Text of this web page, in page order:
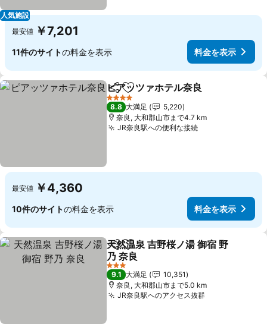
人気施設
最安値 ￥7,201
11件のサイトの料金を表示 料金を表示
シェアお気に入りに追加
ピアッツァホテル奈良
4 ホテルのランク
8.8 大満足
5,220
奈良, 大和郡山市まで4.7 km
JR奈良駅への便利な接続料金を表示
最安値 ￥4,360
10件のサイトの料金を表示 料金を表示
シェアお気に入りに追加
天然温泉 吉野桜ノ湯 御宿 野
乃 奈良
料金を表示
3 ホテルのランク
9.1 大満足
10,351
奈良, 大和郡山市まで5.0 km
JR奈良駅へのアクセス抜群料金を表示